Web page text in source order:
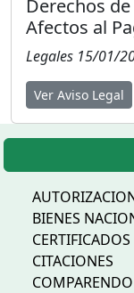
Derechos
Afectos al
Legales 15/01/
Ver Aviso Legal
BIENES
CERTIFICADOS
CITACIONES
COMPARENDO